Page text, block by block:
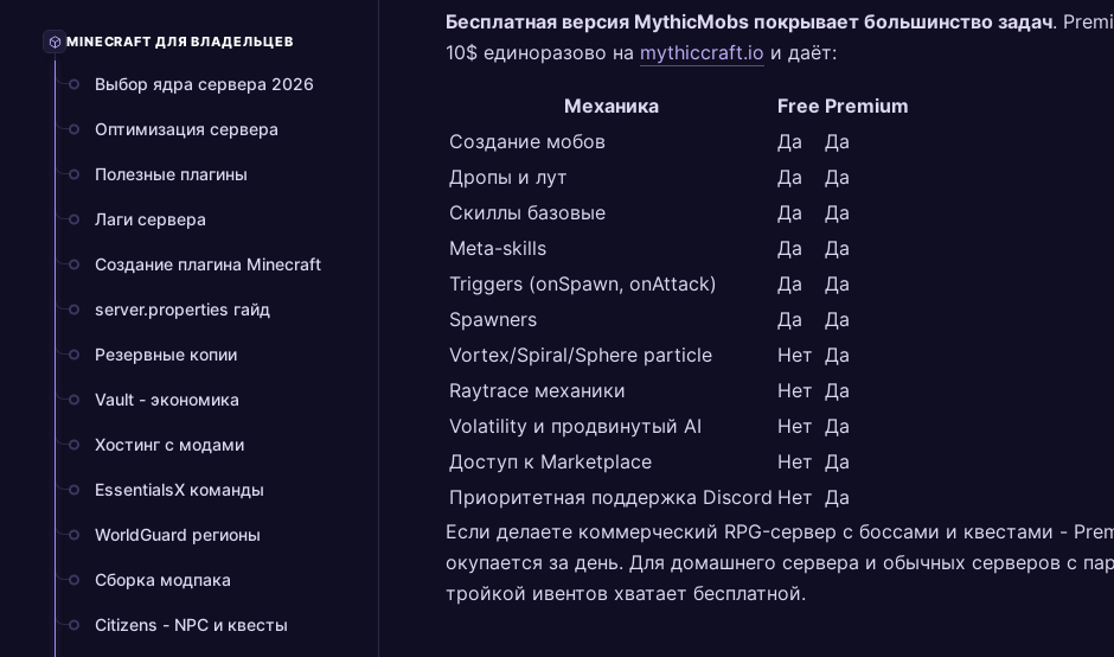
MINECRAFT ДЛЯ ВЛАДЕЛЬЦЕВ
Выбор ядра сервера 2026
Оптимизация сервера
Полезные плагины
Лаги сервера
Создание плагина Minecraft
server.properties гайд
Резервные копии
Vault - экономика
Хостинг с модами
EssentialsX команды
WorldGuard регионы
Сборка модпака
Citizens - NPC и квесты
Бесплатная версия MythicMobs покрывает большинство задач.
10$ единоразово на mythiccraft.io и даёт:
Механика Free Premium
Создание мобов
Да
Да
Дропы и лут
Да
Да
Скиллы базовые
Да
Да
Meta-skills
Да
Да
Triggers (onSpawn, onAttack)
Да
Да
Spawners
Да
Да
Vortex/Spiral/Sphere particle
Нет Да
Raytrace механики
Нет Да
Volatility и продвинутый AI
Нет Да
Доступ к Marketplace
Нет Да
Приоритетная поддержка Discord Нет Да
Если делаете коммерческий RPG-сервер с боссами и квестами -
окупается за день. Для домашнего сервера и обычных серверов с
тройкой ивентов хватает бесплатной.